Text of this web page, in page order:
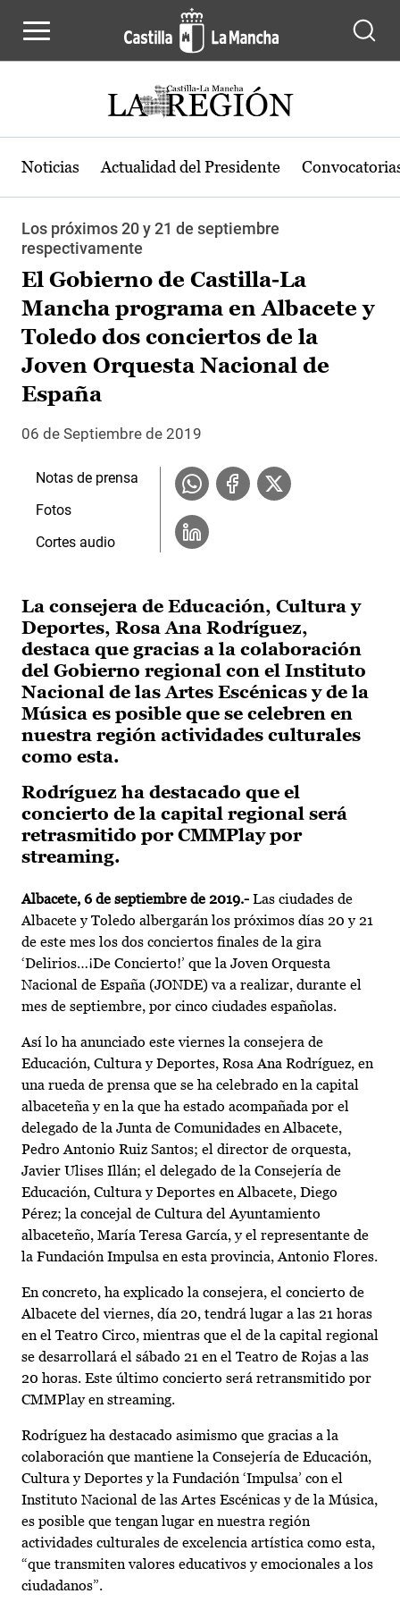
Noticias Actualidad del Presidente
Los próximos 20 y 21 de septiembre
respectivamente
El Gobierno de Castilla-La
Mancha programa en Albacete y
Toledo dos conciertos de la
Joven Orquesta Nacional de
España
06 de Septiembre de 2019
La consejera de Educación, Cultura y
Deportes, Rosa Ana Rodríguez,
destaca que gracias a la colaboración
del Gobierno regional con el Instituto
Nacional de las Artes Escénicas y de la
Música es posible que se celebren en
nuestra región actividades culturales
como esta.
Rodríguez ha destacado que el
concierto de la capital regional será
retrasmitido por CMMPlay por
streaming.
Albacete, 6 de septiembre de 2019.- Las ciudades de
Albacete y Toledo albergarán los próximos días 20 y 21
de este mes los dos conciertos finales de la gira
‘Delirios…¡De Concierto!’ que la Joven Orquesta
Nacional de España (JONDE) va a realizar, durante el
mes de septiembre, por cinco ciudades españolas.
Así lo ha anunciado este viernes la consejera de
Educación, Cultura y Deportes, Rosa Ana Rodríguez, en
una rueda de prensa que se ha celebrado en la capital
albaceteña y en la que ha estado acompañada por el
delegado de la Junta de Comunidades en Albacete,
Pedro Antonio Ruiz Santos; el director de orquesta,
Javier Ulises Illán; el delegado de la Consejería de
Educación, Cultura y Deportes en Albacete, Diego
Pérez; la concejal de Cultura del Ayuntamiento
albaceteño, María Teresa García, y el representante de
la Fundación Impulsa en esta provincia, Antonio Flores.
En concreto, ha explicado la consejera, el concierto de
Albacete del viernes, día 20, tendrá lugar a las 21 horas
en el Teatro Circo, mientras que el de la capital regional
se desarrollará el sábado 21 en el Teatro de Rojas a las
20 horas. Este último concierto será retransmitido por
CMMPlay en streaming.
Rodríguez ha destacado asimismo que gracias a la
colaboración que mantiene la Consejería de Educación,
Cultura y Deportes y la Fundación ‘Impulsa’ con el
Instituto Nacional de las Artes Escénicas y de la Música,
es posible que tengan lugar en nuestra región
actividades culturales de excelencia artística como esta,
“que transmiten valores educativos y emocionales a los
ciudadanos”.
Notas de prensa
Fotos
Cortes audio